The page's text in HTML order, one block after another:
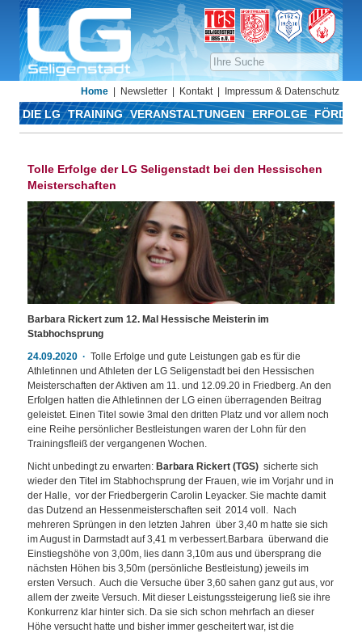
Home Newsletter Kontakt Impressum & Datenschutz
DIE LG TRAINING VERANSTALTUNGEN ERFOLGE
Tolle Erfolge der LG Seligenstadt bei den Hessischen
Meisterschaften
Barbara Rickert zum 12. Mal Hessische Meisterin im
Stabhochsprung
24.09.2020
Tolle Erfolge und gute Leistungen gab es für die
Athletinnen und Athleten der LG Seligenstadt bei den Hessischen
Meisterschaften der Aktiven am 11. und 12.09.20 in Friedberg. An den
Erfolgen hatten die Athletinnen der LG einen überragenden Beitrag
geleistet. Einen Titel sowie 3mal den dritten Platz und vor allem noch
eine Reihe persönlicher Bestleistungen waren der Lohn für den
Trainingsfleiß der vergangenen Wochen.
Nicht unbedingt zu erwarten: Barbara Rickert (TGS) sicherte sich
wieder den Titel im Stabhochsprung der Frauen, wie im Vorjahr und in
der Halle, vor der Friedbergerin Carolin Leyacker. Sie machte damit
das Dutzend an Hessenmeisterschaften seit 2014 voll. Nach
mehreren Sprüngen in den letzten Jahren über 3,40 m hatte sie sich
im August in Darmstadt auf 3,41 m verbessert.Barbara überwand die
Einstiegshöhe von 3,00m, lies dann 3,10m aus und übersprang die
nächsten Höhen bis 3,50m (persönliche Bestleistung) jeweils im
ersten Versuch. Auch die Versuche über 3,60 sahen ganz gut aus, vor
allem der zweite Versuch. Mit dieser Leistungssteigerung ließ sie ihre
Konkurrenz klar hinter sich. Da sie sich schon mehrfach an dieser
Höhe versucht hatte und bisher immer gescheitert war, ist die